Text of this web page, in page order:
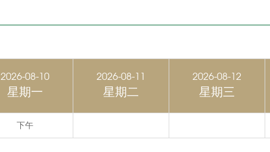
2026-08-10
星期一
2026-08-11
星期二
2026-08-12
星期三
下午